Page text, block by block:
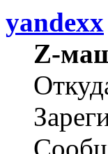
yandexx
Z-